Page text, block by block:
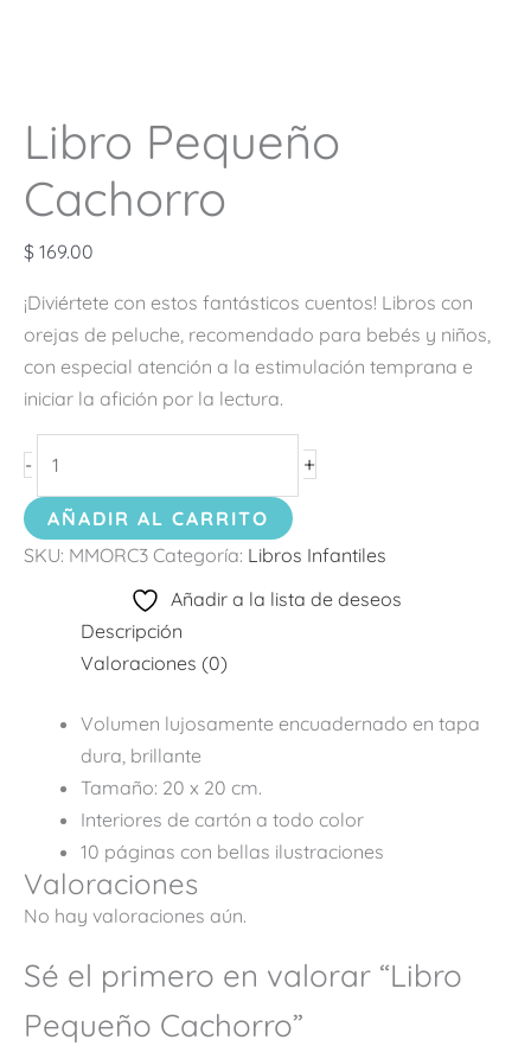
Libro Pequeño
Cachorro
$ 169.00
¡Diviértete con estos fantásticos cuentos! Libros con
orejas de peluche, recomendado para bebés y niños,
con especial atención a la estimulación temprana e
iniciar la afición por la lectura.
- +
AÑADIR AL CARRITO
SKU: MMORC3 Categoría: Libros Infantiles
Añadir a la lista de deseos
Descripción
Valoraciones (0)
Volumen lujosamente encuadernado en tapa
dura, brillante
Tamaño: 20 x 20 cm.
Interiores de cartón a todo color
10 páginas con bellas ilustraciones
Valoraciones
No hay valoraciones aún.
Sé el primero en valorar “Libro
Pequeño Cachorro”